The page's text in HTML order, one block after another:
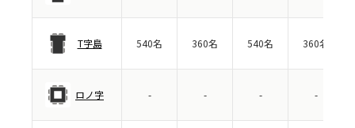
T字島 540名 360名 540名 360名
ロノ字 - - - -